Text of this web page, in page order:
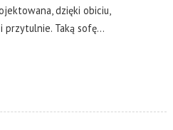
dzięki obiciu,
przytulnie. Taką sofę…